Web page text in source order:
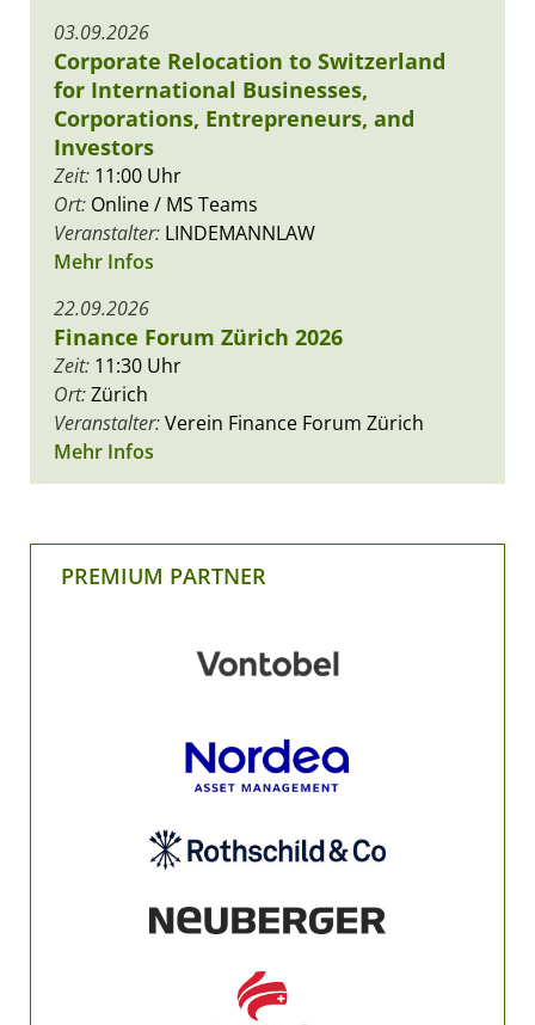
03.09.2026
Corporate Relocation to Switzerland
for International Businesses,
Corporations, Entrepreneurs, and
Investors
Zeit: 11:00 Uhr
Ort: Online / MS Teams
Veranstalter: LINDEMANNLAW
Mehr Infos
22.09.2026
Finance Forum Zürich 2026
Zeit: 11:30 Uhr
Ort:Zürich
Veranstalter:Verein Finance Forum Zürich
Mehr Infos
PREMIUM PARTNER